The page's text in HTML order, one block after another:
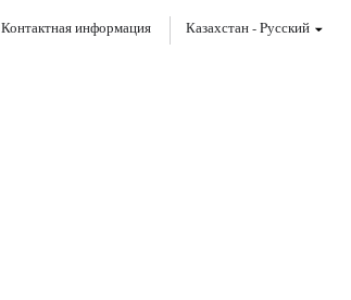
Контактная информация Казахстан-Pусский